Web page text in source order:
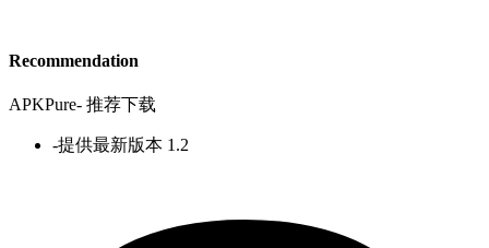
Recommendation
APKPure- 推荐下载
-提供最新版本 1.2